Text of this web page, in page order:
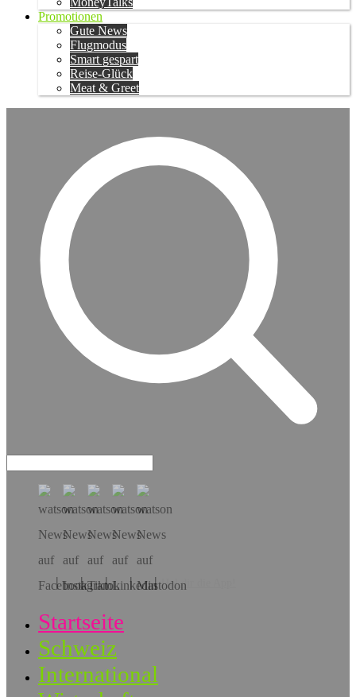
Promotionen
Gute News
Flugmodus
Smart gespart
Reise-Glück
Meat & Greet
Hol dir die App!
Startseite
Schweiz
International